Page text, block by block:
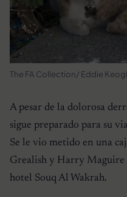
The FA Collection/ Eddie
A pesar de la dolorosa
sigue preparado para su
Se le vio metido en una
Grealish y Harry Maguire
hotel Souq Al Wakrah.